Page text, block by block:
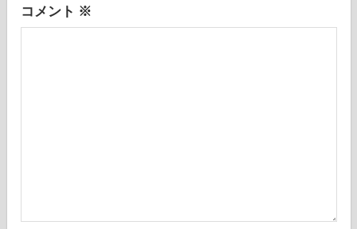
コメント ※